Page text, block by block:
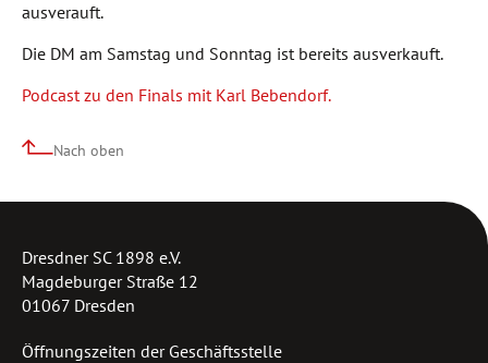
ausverauft.
Die DM am Samstag und Sonntag ist bereits ausverkauft.
Podcast zu den Finals mit Karl Bebendorf.
Nach oben
Dresdner SC 1898 e.V.
Magdeburger Straße 12
01067 Dresden
Öffnungszeiten der Geschäftsstelle